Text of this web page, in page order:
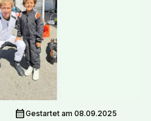
calendar_monthGestartet am 08.09.2025